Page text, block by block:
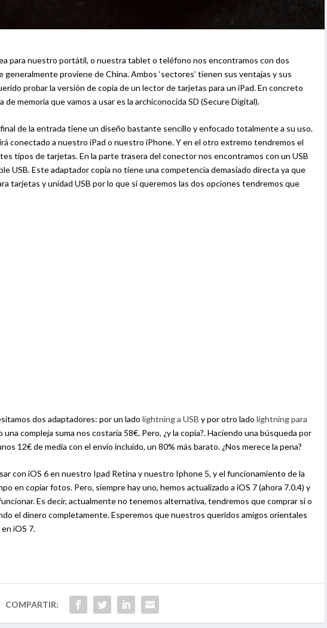
para nuestro portátil, o nuestra tablet o teléfono nos encontramos con dos
proviene de China. Ambos ‘sectores’ tienen sus ventajas y sus
probar la versión de copia de un lector de tarjetas para un iPad. En concreto
memoria que vamos a usar es la archiconocida SD (Secure Digital).
de la entrada tiene un diseño bastante sencillo y enfocado totalmente a su uso.
conectado a nuestro iPad o nuestro iPhone. Y en el otro extremo tendremos el
tipos de tarjetas. En la parte trasera del conector nos encontramos con un USB
USB. Este adaptador copia no tiene una competencia demasiado directa ya que
tarjetas y unidad USB por lo que si queremos las dos opciones tendremos que
dos adaptadores: por un ladolightning a USB y por otro ladolightning para
compleja suma nos costaría 58€. Pero, ¿y la copia?. Haciendo una búsqueda por
12€ de media con el envío incluído, un 80% más barato. ¿Nos merece la pena?
con iOS 6 en nuestro Ipad Retina y nuestro Iphone 5, y el funcionamiento de la
en copiar fotos. Pero, siempre hay uno, hemos actualizado a iOS 7 (ahora 7.0.4) y
Es decir, actualmente no tenemos alternativa, tendremos que comprar si o
el dinero completamente. Esperemos que nuestros queridos amigos orientales
iOS 7.